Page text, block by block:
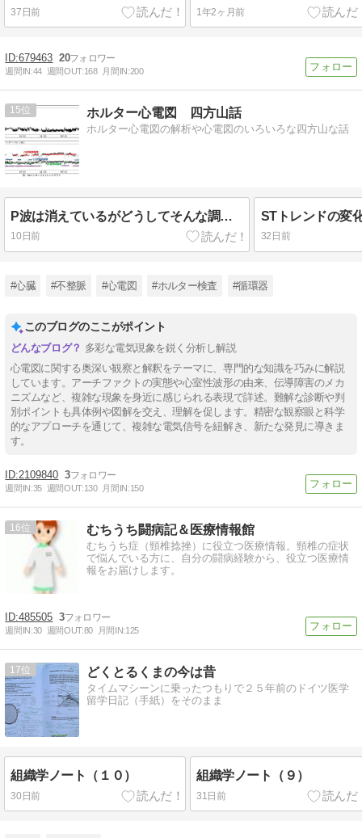
37日前 1年2ヶ月前
679463 20
週間IN:44 週間OUT:168 月間IN:200
15 ホルター心電図 四方山話
ホルター心電図の解析や心電図のいろいろな四方山な話
P波は消えているがどうしてそんな調律に？
10日前 32日前
#心臓 #不整脈 #心電図 #ホルター検査 #循環器
このブログのここがポイント
多彩な電気現象を鋭く分析し解説
心電図に関する奥深い観察と解釈をテーマに、専門的な知識を巧みに解説
しています。アーチファクトの実態や心室性波形の由来、伝導障害のメカ
ニズムなど、複雑な現象を身近に感じられる表現で詳述。難解な診断や判
別ポイントも具体例や図解を交え、理解を促します。精密な観察眼と科学
的なアプローチを通じて、複雑な電気信号を紐解き、新たな発見に導きま
す。
2109840 3
週間IN:35 週間OUT:130 月間IN:150
16 むちうち闘病記＆医療情報館
むちうち症（頸椎捻挫）に役立つ医療情報。頸椎の症状
で悩んでいる方に、自分の闘病経験から、役立つ医療情
報をお届けします。
485505 3
週間IN:30 週間OUT:80 月間IN:125
17 どくとるくまの今は昔
タイムマシーンに乗ったつもりで２５年前のドイツ医学
留学日記（手紙）をそのまま
組織学ノート（１０）
30日前
組織学ノート（９）
31日前